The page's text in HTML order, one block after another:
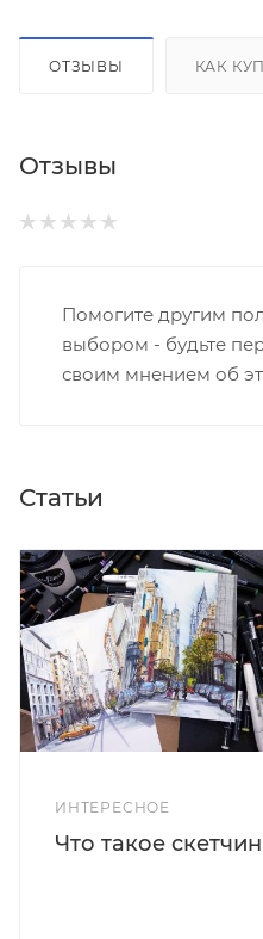
ОТЗЫВЫ КАК
Отзывы
Помогите другим
выбором - будьте
своим мнением об
Статьи
ИНТЕРЕСНОЕ
Что такое